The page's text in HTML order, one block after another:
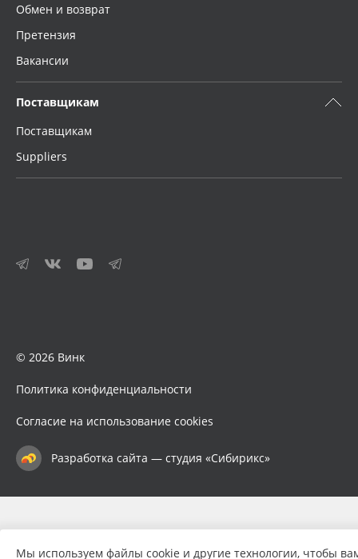
Обмен и возврат
Претензия
Вакансии
Поставщикам
Поставщикам
Suppliers
© 2026 Винк
Политика конфиденциальности
Согласие на использование cookies
Разработка сайта — студия «Сибирикс»
Мы используем файлы cookie и другие технологии, чтобы